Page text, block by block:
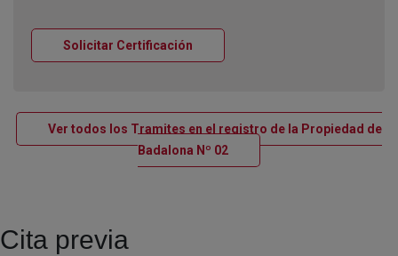
Solicitar Certificación
Ver todos los Tramites en el registro de la Propiedad de
Badalona Nº 02 Ventana nueva
Cita previa